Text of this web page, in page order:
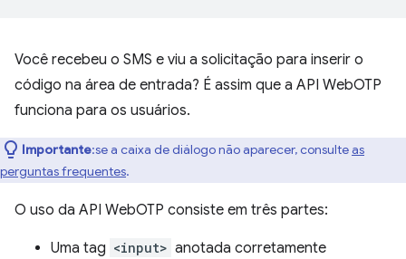
Você recebeu o SMS e viu a solicitação para inserir o
código na área de entrada? É assim que a API WebOTP
funciona para os usuários.
Importante:se a caixa de diálogo não aparecer, consulteas
perguntas frequentes.
O uso da API WebOTP consiste em três partes:
Uma tag <input> anotada corretamente